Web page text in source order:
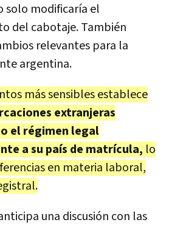
solo modificaría el
del cabotaje. También
relevantes para la
argentina.
más sensibles establece
extranjeras
el régimen legal
a su país de matrícula, lo
en materia laboral,
una discusión con las